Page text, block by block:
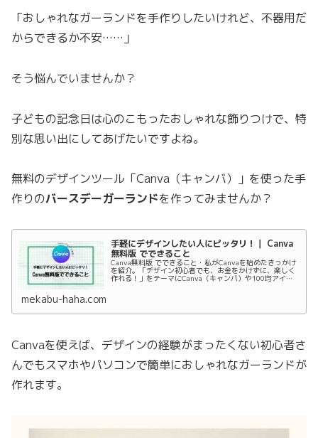
「おしゃれなガーランドを手作りしたいけれど、不器用だ
からできるか不安……」
そう悩んでいませんか？
子どもの記念日は心のこもったおしゃれな飾りつけで、特
別な思い出にしてあげたいですよね。
無料のデザインツール「Canva（キャンバ）」を使った手
作りのバースデーガーランドを作ってみませんか？
手軽にデザインしたい人にピッタリ！｜ Canva
無料版 でできること
Canva無料版 でできること・私がCanvaを始めたきっかけ
を紹介。「デザイン初心者でも、お金をかけずに、楽しく
作れる！」をテーマにCanva（キャンバ）や100均アイテ
mekabu-haha.com
Canvaを使えば、デザインの経験がまったくない初心者さ
んでもスマホやパソコンで簡単におしゃれなガーランドが
作れます。